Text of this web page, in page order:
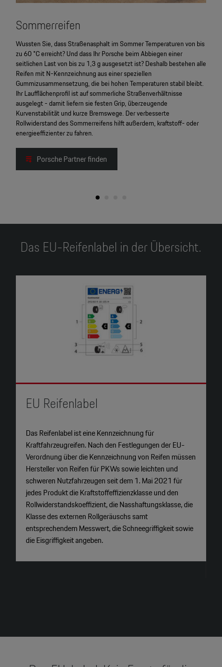
Sommerreifen
Wussten Sie, dass Straßenasphalt im Sommer Temperaturen von bis
zu 60 °C erreicht? Und dass Ihr Porsche beim Abbiegen einer
seitlichen Last von bis zu 1,3 g ausgesetzt ist? Deshalb bestehen alle
Reifen mit N-Kennzeichnung aus einer speziellen
Gummizusammensetzung, die bei hohen Temperaturen stabil bleibt.
Ihr Laufflächenprofil ist auf sommerliche Straßenverhältnisse
ausgelegt - damit liefern sie festen Grip, überzeugende
Kurvenstabilität und kurze Bremswege. Der verbesserte
Rollwiderstand des Sommerreifens hilft außerdem, kraftstoff- oder
energieeffizienter zu fahren.
Porsche Partner finden
Das EU-Reifenlabel in der Übersicht.
EU Reifenlabel
Das Reifenlabel ist eine Kennzeichnung für
Kraftfahrzeugreifen. Nach den Festlegungen der EU-
Verordnung über die Kennzeichnung von Reifen müssen
Hersteller von Reifen für PKWs sowie leichten und
schweren Nutzfahrzeugen seit dem 1. Mai 2021 für
jedes Produkt die Kraftstoffeffizienzklasse und den
Rollwiderstandskoeffizient, die Nasshaftungsklasse, die
Klasse des externen Rollgeräuschs samt
entsprechendem Messwert, die Schneegriffigkeit sowie
die Eisgriffigkeit angeben.